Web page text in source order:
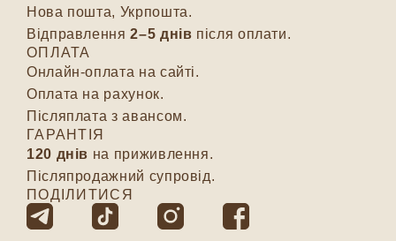
Нова пошта, Укрпошта.
Відправлення2–5 днів після оплати.
ОПЛАТА
Онлайн-оплата на сайті.
Оплата на рахунок.
Післяплата з авансом.
ГАРАНТІЯ
120 днів на приживлення.
Післяпродажний супровід.
ПОДІЛИТИСЯ